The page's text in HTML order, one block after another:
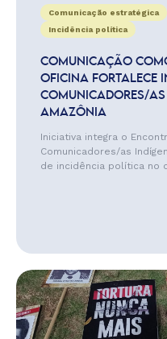
Comunicação estratégica
Incidência política
COMUNICAÇÃO
OFICINA FORTALECE
COMUNICADORES/
AMAZÔNIA
Iniciativa integra o
Comunicadores/as
de incidência política no